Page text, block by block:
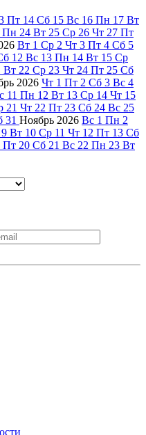
Пт 14 Сб 15 Вс 16 Пн 17 Вт
Пн 24 Вт 25 Ср 26 Чт 27 Пт
Вт 1 Ср 2 Чт 3 Пт 4 Сб 5
12 Вс 13 Пн 14 Вт 15 Ср
Вт 22 Ср 23 Чт 24 Пт 25 Сб
2026 Чт 1 Пт 2 Сб 3 Вс 4
11 Пн 12 Вт 13 Ср 14 Чт 15
21 Чт 22 Пт 23 Сб 24 Вс 25
31 Ноябрь 2026 Вс 1 Пн 2
9 Вт 10 Ср 11 Чт 12 Пт 13 Сб
Пт 20 Сб 21 Вс 22 Пн 23 Вт